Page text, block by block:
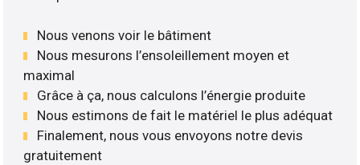
Nous venons voir le bâtiment
Nous mesurons l’ensoleillement moyen et
maximal
Grâce à ça, nous calculons l’énergie produite
Nous estimons de fait le matériel le plus adéquat
Finalement, nous vous envoyons notre devis
gratuitement